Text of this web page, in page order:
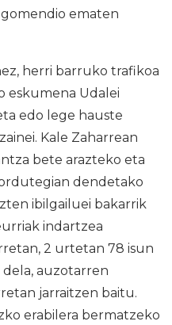
ematen
herri barruko trafikoa
eskumena Udalei
edo lege hauste
Kale Zaharrean
bete arazteko eta
dendetako
ibilgailuei bakarrik
indartzea
2 urtetan 78 isun
dela, auzotarren
jarraitzen baitu.
erabilera bermatzeko